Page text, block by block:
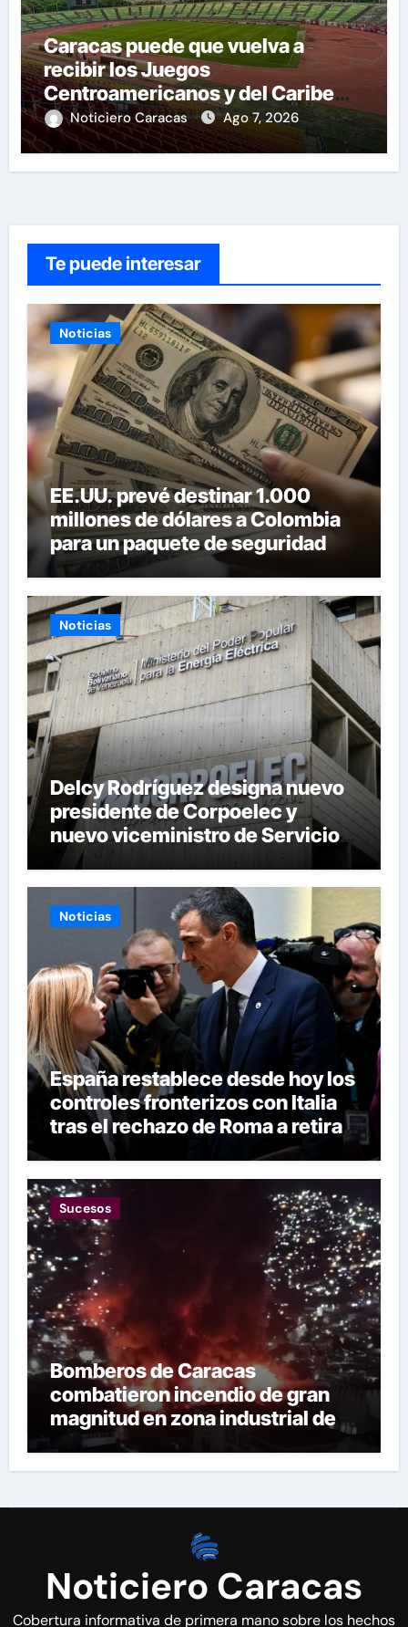
Caracas puede que vuelva a
recibir los Juegos
Centroamericanos y del Caribe
tras mas de 70 años
Noticiero Caracas Ago 7, 2026
Te puede interesar
Noticias
EE.UU. prevé destinar 1.000
millones de dólares a Colombia
para un paquete de seguridad
Noticias
Delcy Rodríguez designa nuevo
presidente de Corpoelec y
nuevo viceministro de Servicios
Eléctricos
Noticias
España restablece desde hoy los
controles fronterizos con Italia
tras el rechazo de Roma a retirar
las restricciones
Sucesos
Bomberos de Caracas
combatieron incendio de gran
magnitud en zona industrial de El
Llanito
Noticiero Caracas
Cobertura informativa de primera mano sobre los hechos